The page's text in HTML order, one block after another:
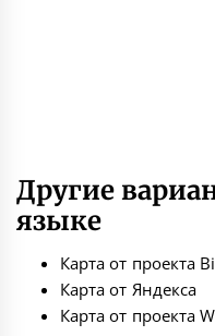
Другие
языке
Карта от проекта
Карта от Яндекса
Карта от проекта